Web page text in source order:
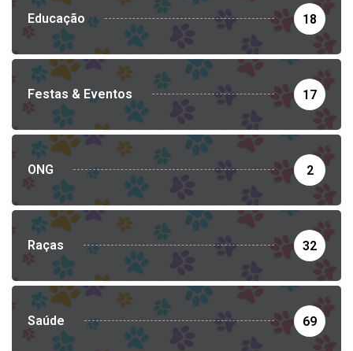
Educação 18
Festas & Eventos 17
ONG 2
Raças 32
Saúde 69